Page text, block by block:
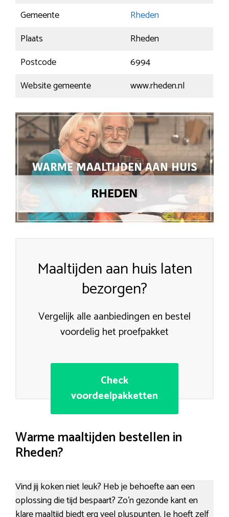
Gemeente
Rheden
Plaats
Rheden
Postcode
6994
Website gemeente
www.rheden.nl
Maaltijden aan huis laten
bezorgen?
Vergelijk alle aanbiedingen en bestel
voordelig het proefpakket
Check
voordeelpakketten
Warme maaltijden bestellen in
Rheden?
Vind jij koken niet leuk? Heb je behoefte aan een
oplossing die tijd bespaart? Zo’n gezonde kant en